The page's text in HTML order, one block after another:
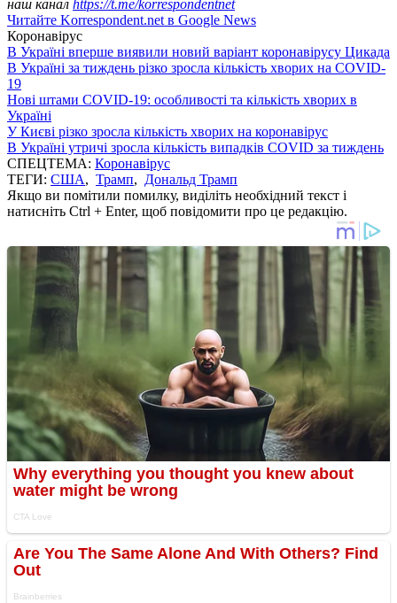
наш канал https://t.me/korrespondentnet
Читайте Korrespondent.net в Google News
Коронавірус
В Україні вперше виявили новий варіант коронавірусу Цикада
В Україні за тиждень різко зросла кількість хворих на COVID-
19
Нові штами COVID-19: особливості та кількість хворих в
Україні
У Києві різко зросла кількість хворих на коронавірус
В Україні утричі зросла кількість випадків COVID за тиждень
СПЕЦТЕМА: Коронавірус
ТЕГИ: США, Трамп, Дональд Трамп
Якщо ви помітили помилку, виділіть необхідний текст і
натисніть Ctrl + Enter, щоб повідомити про це редакцію.